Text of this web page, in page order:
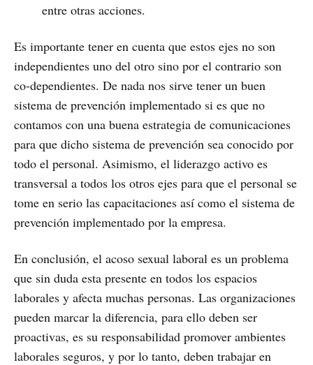
entre otras acciones.
Es importante tener en cuenta que estos ejes no son
independientes uno del otro sino por el contrario son
co-dependientes. De nada nos sirve tener un buen
sistema de prevención implementado si es que no
contamos con una buena estrategia de comunicaciones
para que dicho sistema de prevención sea conocido por
todo el personal. Asimismo, el liderazgo activo es
transversal a todos los otros ejes para que el personal se
tome en serio las capacitaciones así como el sistema de
prevención implementado por la empresa.
En conclusión, el acoso sexual laboral es un problema
que sin duda esta presente en todos los espacios
laborales y afecta muchas personas. Las organizaciones
pueden marcar la diferencia, para ello deben ser
proactivas, es su responsabilidad promover ambientes
laborales seguros, y por lo tanto, deben trabajar en